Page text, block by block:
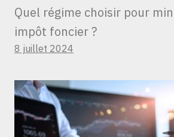
Quel régime choisir pour
impôt foncier ?
8 juillet 2024